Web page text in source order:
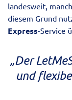
landesweit,
diesem Grund
Express-Service
„Der
und